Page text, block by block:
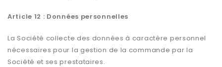
Article 12 : Données personnelles
La Société collecte des données à caractère personnel
nécessaires pour la gestion de la commande par la
Société et ses prestataires.